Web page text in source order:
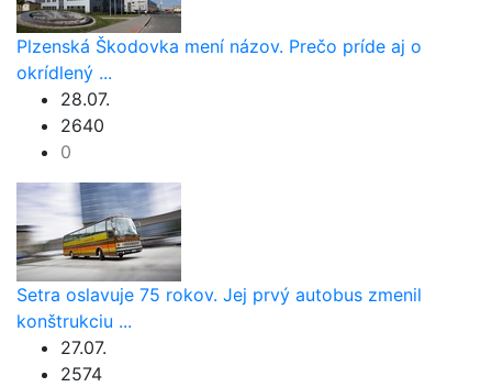
Plzenská Škodovka mení názov. Prečo príde aj o
okrídlený ...
28.07.
2640
0
Setra oslavuje 75 rokov. Jej prvý autobus zmenil
konštrukciu ...
27.07.
2574